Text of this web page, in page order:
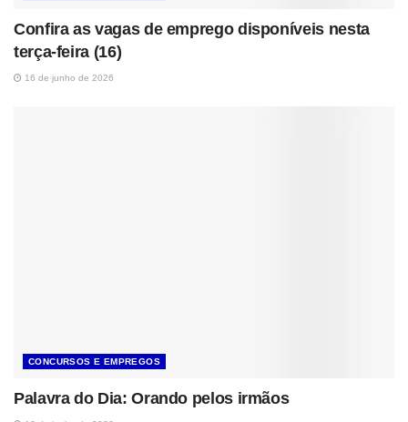
Confira as vagas de emprego disponíveis nesta
terça-feira (16)
16 de junho de 2026
CONCURSOS E EMPREGOS
Palavra do Dia: Orando pelos irmãos